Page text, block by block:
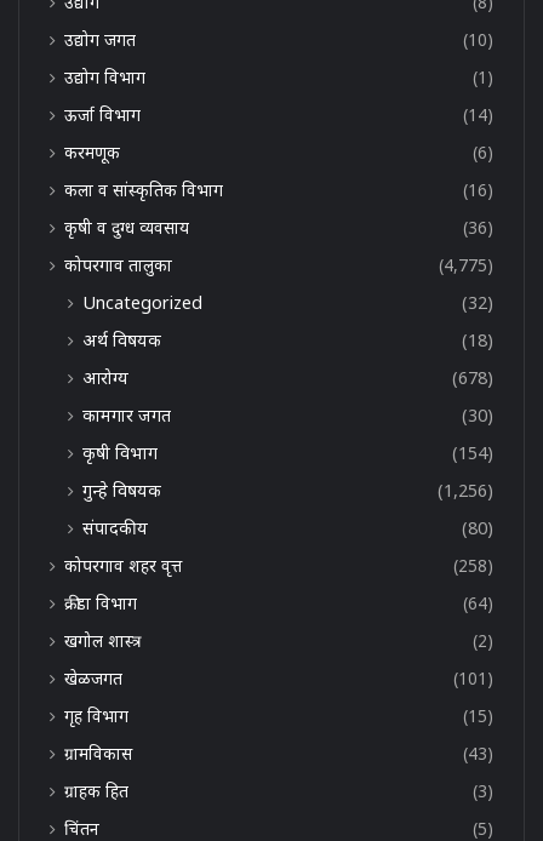
उद्योग जगत
(10)
उद्योग विभाग
(1)
ऊर्जा विभाग
(14)
करमणूक
(6)
कला व सांस्कृतिक विभाग
(16)
कृषी व दुग्ध व्यवसाय
(36)
कोपरगाव तालुका
(4,775)
Uncategorized
(32)
अर्थ विषयक
(18)
आरोग्य
(678)
कामगार जगत
(30)
कृषी विभाग
(154)
गुन्हे विषयक
(1,256)
संपादकीय
(80)
कोपरगाव शहर वृत्त
(258)
क्रीडा विभाग
(64)
खगोल शास्त्र
(2)
खेळजगत
(101)
गृह विभाग
(15)
ग्रामविकास
(43)
ग्राहक हित
(3)
चिंतन
(5)